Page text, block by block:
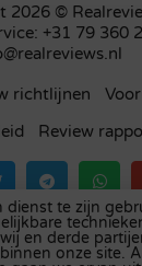
2026 ©
+31 79 360
richtlijnen
Review
inhet
,Duitsland ,
dienst te zijn
en derde
onze site.